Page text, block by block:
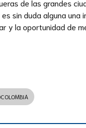
de las grandes
sin duda alguna
y la oportunidad de